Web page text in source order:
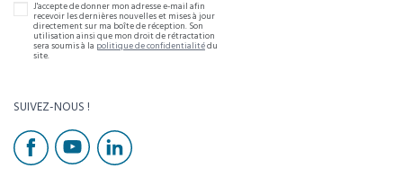
J'accepte de donner mon adresse e-mail afin
recevoir les dernières nouvelles et mises à jour
directement sur ma boîte de réception. Son
utilisation ainsi que mon droit de rétractation
sera soumis à la politique de confidentialitédu
site.
SUIVEZ-NOUS !